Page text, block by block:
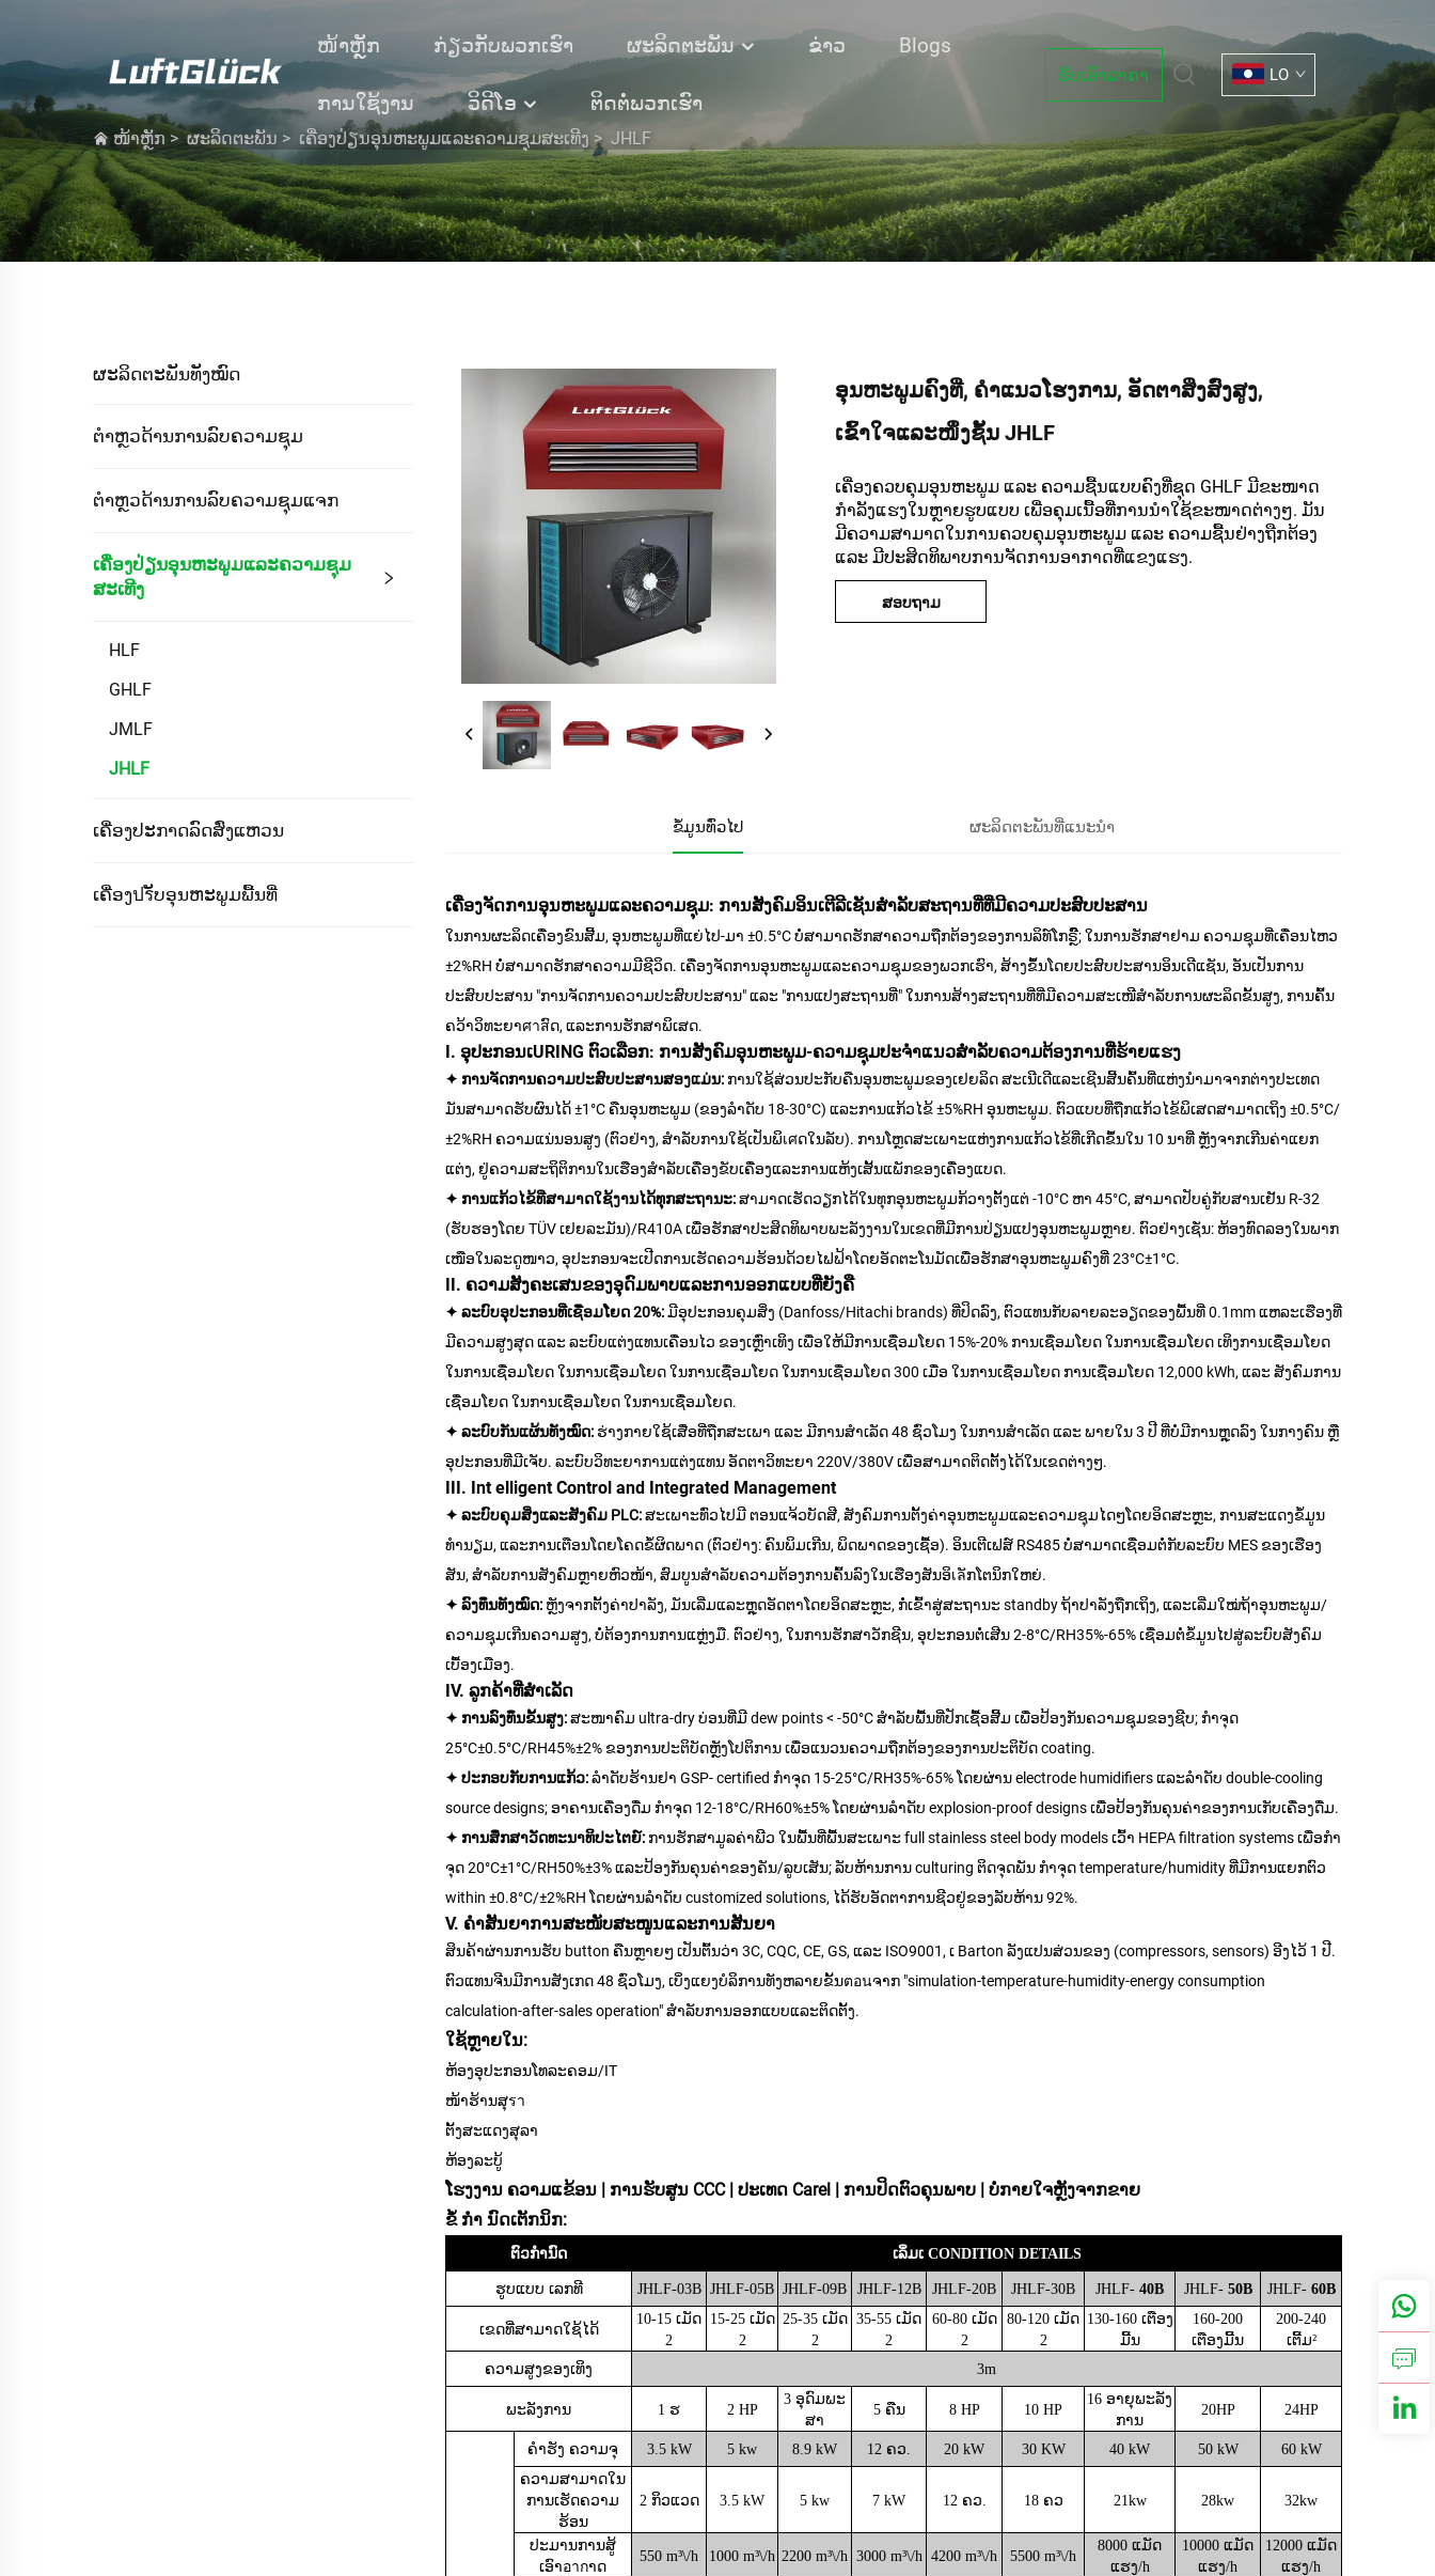
ໜ້າຫຼັກ ກ່ຽວກັບພວກເຮົາ ຜະລິດຕະພັນ ຂ່າວ Blogs
ການໃຊ້ງານ ວິດີໂອ ຕິດຕໍ່ພວກເຮົາ
ຮັບເອົາລາຄາ LO
ໜ້າຫຼັກ >ຜະລິດຕະພັນ > ເຄື່ອງປ່ຽນອຸນຫະພູມແລະຄວາມຊຸມສະເທີງ > JHLF
ຜະລິດຕະພັນທັງໝົດ
ຕຳຫຼວດ້ານການລົບຄວາມຊຸມ
ຕຳຫຼວດ້ານການລົບຄວາມຊຸມແຈກ
ເຄື່ອງປ່ຽນອຸນຫະພູມແລະຄວາມຊຸມ
ສະເທີງ
HLF
GHLF
JMLF
JHLF
ເຄື່ອງປະກາດລົດສົ່ງແຫວນ
ເຄື່ອງปรັບອຸນຫະພູມພື້ນທີ່
ອຸນຫະພູມຄົງທີ່, ຄຳແນວໂຮງການ, ອັດຕາສິ່ງສົ່ງສູງ,
ເຂົ້າໃຈແລະໜຶ່ງຊັ້ນ JHLF
ເຄື່ອງຄວບຄຸມອຸນຫະພູມ ແລະ ຄວາມຊື້ນແບບຄົງທີ່ຊຸດ GHLF ມີຂະໜາດ
ກຳລັງແຮງໃນຫຼາຍຮູບແບບ ເພື່ອຄຸມເນື້ອທີ່ການນຳໃຊ້ຂະໜາດຕ່າງໆ. ມັນ
ມີຄວາມສາມາດໃນການຄວບຄຸມອຸນຫະພູມ ແລະ ຄວາມຊື້ນຢ່າງຖືກຕ້ອງ
ແລະ ມີປະສິດທິພາບການຈັດການອາກາດທີ່ແຂງແຮງ.
ສອບຖາມ
ຂໍ້ມູນທົ່ວໄປ ຜະລິດຕະພັນທີ່ແນະນຳ
ເຄື່ອງຈັດການອຸນຫະພູມແລະຄວາມຊຸມ: ການສັງຄົມອິນເຕີລີເຊັນສໍາລັບສະຖານທີ່ທີ່ມີຄວາມປະສົບປະສານ
ໃນການຜະລິດເຄື່ອງຂົນສີ້ມ, ອຸນຫະພູມທີ່ແຍ່ໄປ-ມາ ±0.5°C ບໍ່ສາມາດຮັກສາຄວາມຖືກຕ້ອງຂອງການລິທ໌ໂກຣົຼີ; ໃນການຮັກສາຢາມ ຄວາມຊຸມທີ່ເຄື່ອນໄຫວ
±2%RH ບໍ່ສາມາດຮັກສາຄວາມມີຊີວິດ. ເຄື່ອງຈັດການອຸນຫະພູມແລະຄວາມຊຸມຂອງພວກເຮົາ, ສ້າງຂຶ້ນໂດຍປະສົບປະສານອິນເດີແຊັນ, ອັນເປັນການ
ປະສົບປະສານ "ການຈັດການຄວາມປະສົບປະສານ" ແລະ "ການແປງສະຖານທີ່" ໃນການສ້າງສະຖານທີ່ທີ່ມີຄວາມສະເໜີສໍາລັບການຜະລິດຂັ້ນສູງ, ການຄົ້ນ
ຄວ້າວິທະຍາศาสົດ, ແລະການຮັກສາພິເສດ.
I. ອຸປະກອນເURING ຕົວເລືອກ: ການສັງຄົມອຸນຫະພູມ-ຄວາມຊຸມປະຈຳແນວສໍາລັບຄວາມຕ້ອງການທີ່ຮ້າຍແຮງ
✦ ການຈັດການຄວາມປະສົບປະສານສອງແມ່ນ: ການໃຊ້ສ່ວນປະກັບຄືນອຸນຫະພູມຂອງເຢຍລິດ ສະເນີເດີແລະເຊີນສີ້ນຄົ້ນທີ່ແຫ່ງນຳມາຈາກຕ່າງປະເທດ
ມັນສາມາດຮັບຜົນໄດ້ ±1°C ຄືນອຸນຫະພູມ (ຂອງລຳດັບ 18-30°C) ແລະການແກ້ວໄຂ້ ±5%RH ອຸນຫະພູມ. ຕົວແບບທີ່ຖືກແກ້ວໄຂ້ພິເສດສາມາດເຖິງ ±0.5°C/
±2%RH ຄວາມແນ່ນອນສູງ (ຕົວຢ່າງ, ສຳລັບການໃຊ້ເປັນພິเศດໃນລັບ). ການໂຫຼດສະເພາະແຫ່ງການແກ້ວໄຂ້ທີ່ເກີດຂຶ້ນໃນ 10 ນາທີ່ ຫຼັງຈາກເກີນຄ່າແຍກ
ແຕ່ງ, ຢູ່ຄວາມສະຖິຕິການໃນເຮືອງສໍາລັບເຄື່ອງຂັບເຄື່ອງແລະການແຫ້ງເສັ້ນແພັກຂອງເຄື່ອງແບດ.
✦ ການແກ້ວໄຂ້ທີ່ສາມາດໃຊ້ງານໄດ້ທຸກສະຖານະ:ສາມາດເຮັດວຽກໄດ້ໃນທຸກອຸນຫະພູມກ້ວາງຕັ້ງແຕ່ -10°C ຫາ 45°C, ສາມາດປັບຄູ່ກັບສານເຢັນ R-32
(ຮັບຮອງໂດຍ TÜV ເຢຍລະມັນ)/R410A ເພື່ອຮັກສາປະສິດທິພາບພະລັງງານໃນເຂດທີ່ມີການປ່ຽນແປງອຸນຫະພູມຫຼາຍ. ຕົວຢ່າງເຊັ່ນ: ຫ້ອງທົດລອງໃນພາກ
ເໜືອໃນລະດູໜາວ, ອຸປະກອນຈະເປີດການເຮັດຄວາມຮ້ອນດ້ວຍໄຟຟ້າໂດຍອັດຕະໂນມັດເພື່ອຮັກສາອຸນຫະພູມຄົງທີ່ 23°C±1°C.
II. ຄວາມສັງຄະເສນຂອງອຸດົມພາບແລະການອອກແບບທີ່ຍັງຄື
✦ ລະບົບອຸປະກອນທີ່ເຊື່ອມໂຍດ 20%:ມີອຸປະກອນຄຸມສິ່ງ (Danfoss/Hitachi brands) ທີ່ປິດລົງ, ຕົວແທນກັບລາຍລະອຽດຂອງພື້ນທີ່ 0.1mm ແຫລະເຮືອງທີ່
ມີຄວາມສູງສຸດ ແລະ ລະບົບແຕ່ງແທນເຄື່ອນໄວ ຂອງເຫຼົ່າເທິງ ເພື່ອໃຫ້ມີການເຊື່ອມໂຍດ 15%-20% ການເຊື່ອມໂຍດ ໃນການເຊື່ອມໂຍດ ເທິງການເຊື່ອມໂຍດ
ໃນການເຊື່ອມໂຍດ ໃນການເຊື່ອມໂຍດ ໃນການເຊື່ອມໂຍດ ໃນການເຊື່ອມໂຍດ 300 ເມື່ອ ໃນການເຊື່ອມໂຍດ ການເຊື່ອມໂຍດ 12,000 kWh, ແລະ ສັງຄົມການ
ເຊື່ອມໂຍດ ໃນການເຊື່ອມໂຍດ ໃນການເຊື່ອມໂຍດ.
✦ ລະບົບກັນແຜ້ນທັງໝົດ: ຮ່າງກາຍໃຊ້ເສື່ອທີ່ຖືກສະເພາ ແລະ ມີການສຳເລັດ 48 ຊົ່ວໂມງ ໃນການສຳເລັດ ແລະ ພາຍໃນ 3 ປີ ທີ່ບໍ່ມີການຫຼຸດລົງ ໃນກາງຄົນ ຫຼື
ອຸປະກອນທີ່ມີເຈັບ. ລະບົບວິທະຍາການແຕ່ງແທນ ອັດຕາວິທະຍາ 220V/380V ເພື່ອສາມາດຕິດຕັ້ງໄດ້ໃນເຂດຕ່າງໆ.
III. Intelligent Control and Integrated Management
✦ ລະບົບຄຸມສິ່ງແລະສັງຄົມ PLC:ສະເພາະທົ່ວໄປມີ ຕອນແຈ້ວບັດສີ, ສັງຄົມການຕັ້ງຄ່າອຸນຫະພູມແລະຄວາມຊຸມໄດໆໂດຍອິດສະຫຼະ, ການສະແດງຂໍ້ມູນ
ທຳນຽມ, ແລະການເຕືອນໂດຍໂຄດຂໍ້ຜິດພາດ (ຕົວຢ່າງ: ຄົນພິມເກີນ, ພິດພາດຂອງເຊື້ອ). ອິນເຕີເຟສ໌ RS485 ບໍ່ສາມາດເຊື່ອມຕໍ່ກັບລະບົບ MES ຂອງເຮືອງ
ສັນ, ສໍາລັບການສັງຄົມຫຼາຍຫົວໜ້າ, ສົມບູນສໍາລັບຄວາມຕ້ອງການຄົ້ນລົງໃນເຮືອງສັນອິเลັກໂຕນິກໃຫຍ່.
✦ ລົງທຶນທັງໝົດ: ຫຼັງຈາກຕັ້ງຄ່າປາລັງ, ມັນເລີ່ມແລະຫຼຸດອັດຕາໂດຍອິດສະຫຼະ, ກໍ່ເຂົ້າສູ່ສະຖານະ standby ຖ້າປາລັງຖືກເຖິງ, ແລະເລີ່ມໃໝ່ຖ້າອຸນຫະພູມ/
ຄວາມຊຸມເກີນຄວາມສູງ, ບໍ່ຕ້ອງການການແຫຼ່ງມື. ຕົວຢ່າງ, ໃນການຮັກສາວັກຊີນ, ອຸປະກອນຕໍ່ເສີນ 2-8°C/RH35%-65% ເຊື່ອມຕໍ່ຂໍ້ມູນໄປສູ່ລະບົບສັງຄົມ
ເບື້ອງເມືອງ.
IV. ລູກຄ້າທີ່ສຳເລັດ
✦ ການລົງທຶນຂັ້ນສູງ:ສະໜາຄົມ ultra-dry ບ່ອນທີ່ມີ dew points < -50°C ສໍາລັບພື້ນທີ່ປັກເຊື້ອສີ້ມ ເພື່ອປ້ອງກັນຄວາມຊຸມຂອງຊີບ; ກຳຈຸດ
25°C±0.5°C/RH45%±2% ຂອງການປະຕິບັດຫຼັງໂປຕິການ ເພື່ອແນວນຄວາມຖືກຕ້ອງຂອງການປະຕິບັດ coating.
✦ ປະກອບກັບການແກ້ວ:ລຳດັບຮ້ານຢາ GSP- certified ກຳຈຸດ 15-25°C/RH35%-65% ໂດຍຜ່ານ electrode humidifiers ແລະລຳດັບ double-cooling
source designs; ອາຄານເຄື່ອງດື່ມ ກຳຈຸດ 12-18°C/RH60%±5% ໂດຍຜ່ານລຳດັບ explosion-proof designs ເພື່ອປ້ອງກັນຄຸນຄ່າຂອງການເກັບເຄື່ອງດື່ມ.
✦ ການສຶກສາວັດທະນາທິປະໄຕຍ໌: ການຮັກສາມູລຄ່າພີວ ໃນພື້ນທີ່ພື້ນສະເພາະ full stainless steel body models ເວົ້າ HEPA filtration systems ເພື່ອກຳ
ຈຸດ 20°C±1°C/RH50%±3% ແລະປ້ອງກັນຄຸນຄ່າຂອງຄັນ/ລູບເສັນ; ລັບຫ້ານການ culturing ຕິດຈຸດພັນ ກຳຈຸດ temperature/humidity ທີ່ມີການແຍກຕົວ
within ±0.8°C/±2%RH ໂດຍຜ່ານລຳດັບ customized solutions, ໄດ້ຮັບອັດຕາການຊີວຢູ່ຂອງລັບຫ້ານ 92%.
V. ຄຳສັນຍາການສະໜັບສະໜູນແລະການສັນຍາ
ສິນຄ້າຜ່ານການຮັບ button ຄືນຫຼາຍໆ ເປັນຕົ້ນວ່າ 3C, CQC, CE, GS, ແລະ ISO9001, ເ Barton ລັງແປນສ່ວນຂອງ (compressors, sensors) ອີງໄວ້ 1 ປີ.
ຕົວແທນຈີນມີການສັງເກດ 48 ຊົ່ວໂມງ, ເບິ່ງແຍງບໍລິການທັງຫລາຍຂັ້ນตอนຈາກ "simulation-temperature-humidity-energy consumption
calculation-after-sales operation" ສໍາລັບການອອກແບບແລະຕິດຕັ້ງ.
ໃຊ້ຫຼາຍໃນ:
ຫ້ອງອຸປະກອນໂທລະຄອມ/IT
ໜ້າຮ້ານສຸรา
ຕັ້ງສະແດງສຸລາ
ຫ້ອງລະບູ້
ໂຮງງານ ຄວາມແຂ້ອນ | ການຮັບສູນ CCC | ປະເທດ Carel | ການປິດຕົວຄຸນພາບ | ບໍ່ກາຍໃຈຫຼັງຈາກຂາຍ
ຂໍ້ ກໍາ ນົດເຕັກນິກ:
ຕົວກໍານົດ ເລິ່ມເ CONDITION DETAILS
ຮູບແບບ ເລກທີ JHLF-03B JHLF-05B JHLF-09B JHLF-12B JHLF-20B JHLF-30B JHLF- 40B JHLF- 50B JHLF- 60B
ເຂດທີ່ສາມາດໃຊ້ໄດ້
10-15 ເມັດ
2
15-25 ເມັດ
2
25-35 ເມັດ
2
35-55 ເມັດ
2
60-80 ເມັດ
2
80-120 ເມັດ
2
130-160 ເຕືອງ
ມີ້ນ
160-200
ເຕືອງມີ້ນ
200-240
ເຕີ້ມ²
ຄວາມສູງຂອງເທິງ
3m
ພະລັງການ 1 ຮ 2 HP
3 ອຸດົມພະ
ສາ
5 ຄືນ 8 HP 10 HP
1 6 ອາຍຸພະລັງ
ການ
20HP 24HP
ຄຳຮັງ ຄວາມຈຸ 3.5 kW 5 kw 8.9 kW 12 ຄວ. 20 kW 30 KW 40 kW 50 kW 60 kW
ຄວາມສາມາດໃນ
ການເຮັດຄວາມ
ຮ້ອນ
2 ກິວແວດ 3.5 kW 5 kw 7 kW 12 ຄວ. 18 ຄວ 21 kw 28kw 32kw
ປະມານການສູ້
ເອົາอากາດ
550 m³\/h 1000 m³\/h 2200 m³\/h 3000 m³\/h 4200 m³\/h 5500 m³\/h
8000 ແມັດ
ແຮງ/h
10000 ແມັດ
ແຮງ/h
12000 ແມັດ
ແຮງ/h